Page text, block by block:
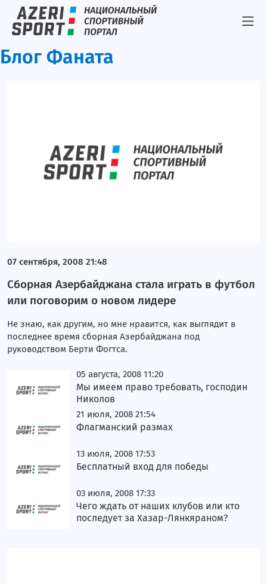
Блог Фаната
07 сентября, 2008 21:48
Сборная Азербайджана стала играть в футбол
или поговорим о новом лидере
Не знаю, как другим, но мне нравится, как выглядит в
последнее время сборная Азербайджана под
руководством Берти Фогтса.
05 августа, 2008 11:20
Мы имеем право требовать, господин
Николов
21 июля, 2008 21:54
Флагманский размах
13 июля, 2008 17:53
Бесплатный вход для победы
03 июля, 2008 17:33
Чего ждать от наших клубов или кто
последует за Хазар-Лянкяраном?